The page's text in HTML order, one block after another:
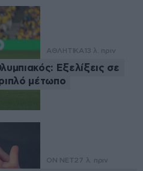
ΑΘΛΗΤΙΚΑ 13 λ. πριν
Εξελίξεις σε
μέτωπο
ON NET27 λ. πριν